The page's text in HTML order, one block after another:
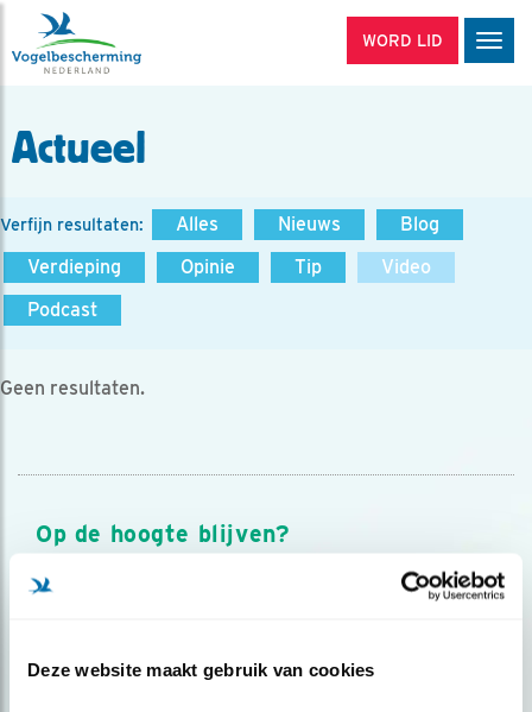
Deze website maakt gebruik van cookies
WORD LID
Actueel
Verfijn resultaten: Alles Nieuws
Blog
Verdieping
Opinie Tip
Video
Podcast
Geen resultaten.
Op de hoogte blijven?
Meld je aan en ontvang nieuws, inspiratie, acties en tips
over vogels en activiteiten van Vogelbescherming.